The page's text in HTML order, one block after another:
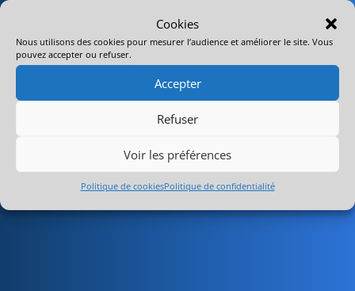
Cookies
Nous utilisons des cookies pour mesurer l’audience et améliorer le site. Vous
pouvez accepter ou refuser.
Accepter
Refuser
Voir les préférences
Politique de cookiesPolitique de confidentialité